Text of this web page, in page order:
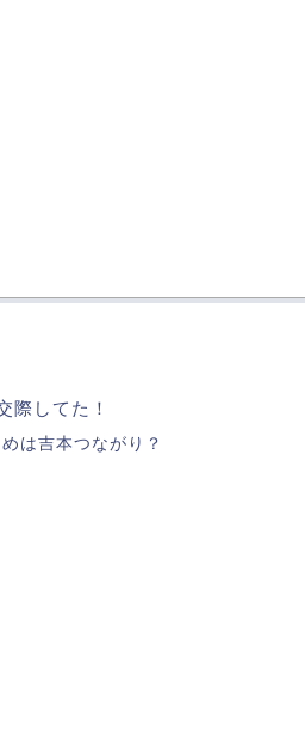
際してた！
は吉本つながり？